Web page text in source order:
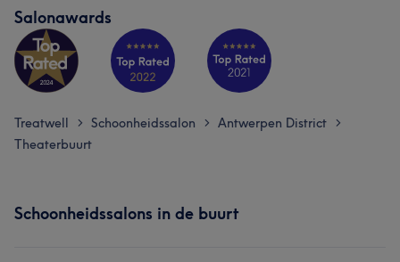
Wat onze klanten zeggen over Anna
Salonawards
Treatwell > Schoonheidssalon > Antwerpen District >
Theaterbuurt
Schoonheidssalons in de buurt